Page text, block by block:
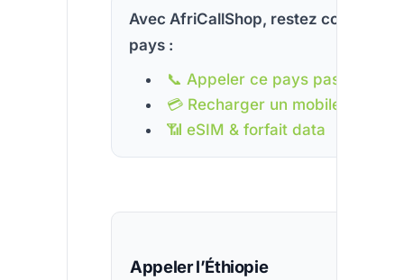
Avec AfriCallShop, restez connecté
pays :
📞 Appeler ce pays pas cher
💳 Recharger un mobile
📶 eSIM & forfait data
Appeler l’Éthiopie